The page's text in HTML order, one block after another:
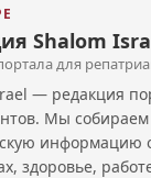
Shalom
для
— редакция
Мы
информацию
здоровье,